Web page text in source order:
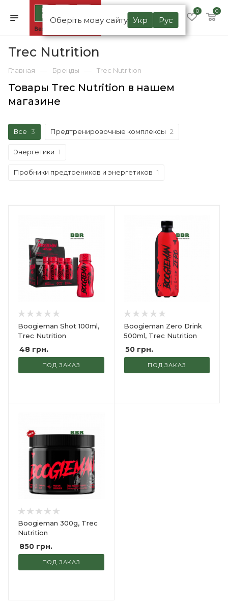
Оберіть мову сайту Укр Рус
0 0
Trec Nutrition
Главная — Бренды — Trec Nutrition
Товары Trec Nutrition в нашем
магазине
Все 3 Предтренировочные комплексы 2
Энергетики 1
Пробники предтреников и энергетиков 1
Boogieman Shot 100ml,
Trec Nutrition
48 грн.
ПОД ЗАКАЗ
Boogieman Zero Drink
500ml, Trec Nutrition
50грн.
ПОД ЗАКАЗ
Boogieman 300g, Trec
Nutrition
850 грн.
ПОД ЗАКАЗ